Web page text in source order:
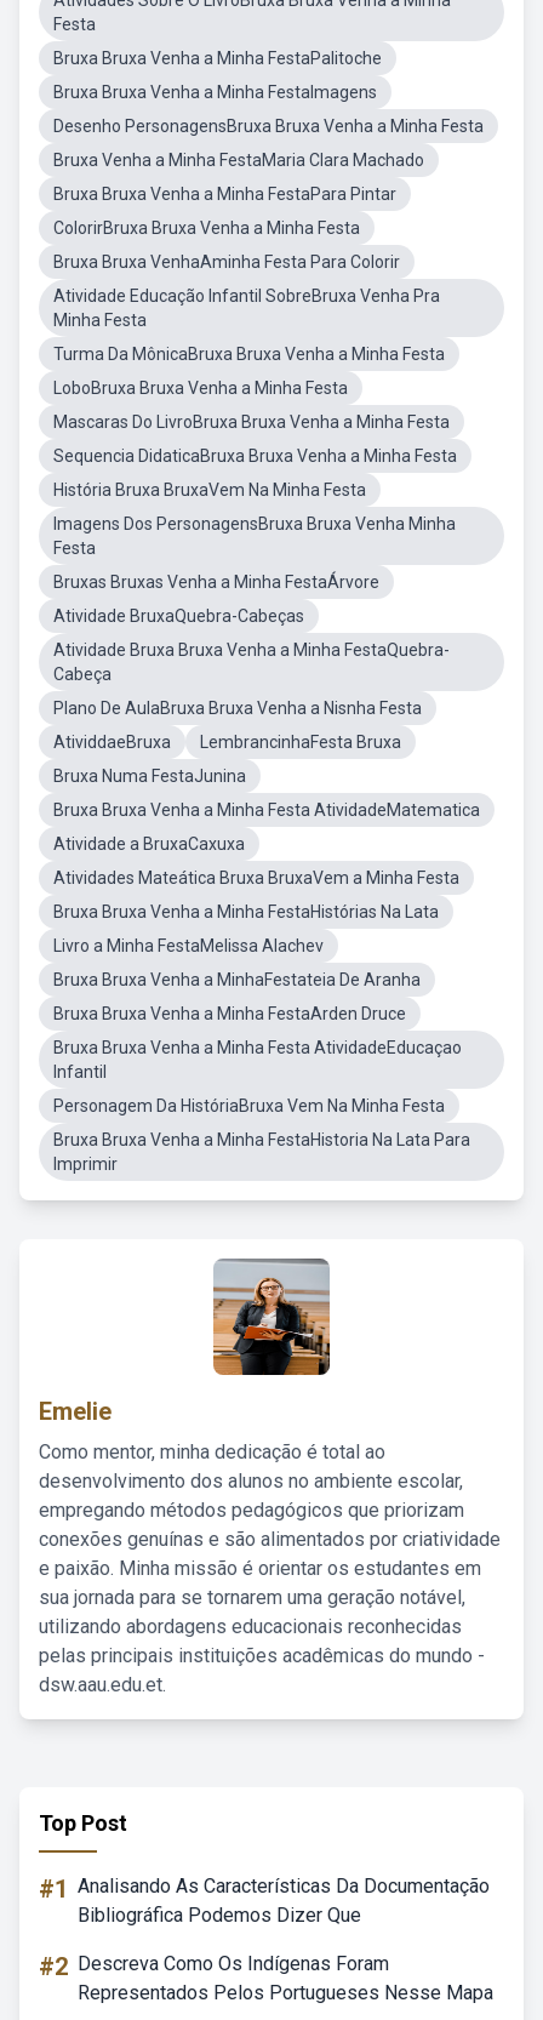
Festa
Bruxa Bruxa Venha a Minha FestaPalitoche
Bruxa Bruxa Venha a Minha FestaImagens
Desenho PersonagensBruxa Bruxa Venha a Minha Festa
Bruxa Venha a Minha FestaMaria Clara Machado
Bruxa Bruxa Venha a Minha FestaPara Pintar
ColorirBruxa Bruxa Venha a Minha Festa
Bruxa Bruxa VenhaAminha Festa Para Colorir
Atividade Educação Infantil SobreBruxa Venha Pra
Minha Festa
Turma Da MônicaBruxa Bruxa Venha a Minha Festa
LoboBruxa Bruxa Venha a Minha Festa
Mascaras Do LivroBruxa Bruxa Venha a Minha Festa
Sequencia DidaticaBruxa Bruxa Venha a Minha Festa
História Bruxa BruxaVem Na Minha Festa
Imagens Dos PersonagensBruxa Bruxa Venha Minha
Festa
Bruxas Bruxas Venha a Minha FestaÁrvore
Atividade BruxaQuebra-Cabeças
Atividade Bruxa Bruxa Venha a Minha FestaQuebra-
Cabeça
Plano De AulaBruxa Bruxa Venha a Nisnha Festa
AtividdaeBruxa
LembrancinhaFesta Bruxa
Bruxa Numa FestaJunina
Bruxa Bruxa Venha a Minha Festa AtividadeMatematica
Atividade a BruxaCaxuxa
Atividades Mateática Bruxa BruxaVem a Minha Festa
Bruxa Bruxa Venha a Minha FestaHistórias Na Lata
Livro a Minha FestaMelissa Alachev
Bruxa Bruxa Venha a MinhaFestateia De Aranha
Bruxa Bruxa Venha a Minha FestaArden Druce
Bruxa Bruxa Venha a Minha Festa AtividadeEducaçao
Infantil
Personagem Da HistóriaBruxa Vem Na Minha Festa
Bruxa Bruxa Venha a Minha FestaHistoria Na Lata Para
Imprimir
Emelie
Como mentor, minha dedicação é total ao
desenvolvimento dos alunos no ambiente escolar,
empregando métodos pedagógicos que priorizam
conexões genuínas e são alimentados por criatividade
e paixão. Minha missão é orientar os estudantes em
sua jornada para se tornarem uma geração notável,
utilizando abordagens educacionais reconhecidas
pelas principais instituições acadêmicas do mundo -
dsw.aau.edu.et.
Top Post
#1 Analisando As Características Da Documentação
Bibliográfica Podemos Dizer Que
#2 Descreva Como Os Indígenas Foram
Representados Pelos Portugueses Nesse Mapa